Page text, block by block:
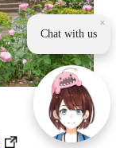
×
Chat with us